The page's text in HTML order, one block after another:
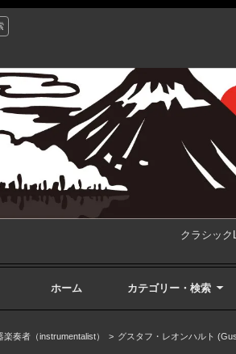
クラシック
ホーム カテゴリー・検索
楽奏者（instrumentalist） > グスタフ・レオンハルト